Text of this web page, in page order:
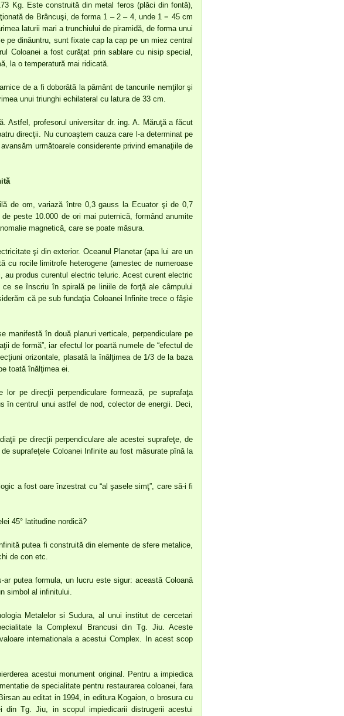
Kg. Este construită din metal feros (plăci din fontă),
de Brâncuşi, de forma 1 – 2 – 4, unde 1 = 45 cm
laturii mari a trunchiului de piramidă, de forma unui
pe dinăuntru, sunt fixate cap la cap pe un miez central
Coloanei a fost curăţat prin sablare cu nisip special,
la o temperatură mai ridicată.
de a fi doborâtă la pământ de tancurile nemţilor şi
unui triunghi echilateral cu latura de 33 cm.
Astfel, profesorul universitar dr. ing. A. Măruţă a făcut
direcţii. Nu cunoaştem cauza care l-a determinat pe
următoarele considerente privind emanaţiile de
de om, variază între 0,3 gauss la Ecuator şi de 0,7
peste 10.000 de ori mai puternică, formând anumite
magnetică, care se poate măsura.
şi din exterior. Oceanul Planetar (apa lui are un
cu rocile limitrofe heterogene (amestec de numeroase
produs curentul electric teluric. Acest curent electric
se înscriu în spirală pe liniile de forţă ale câmpului
că pe sub fundaţia Coloanei Infinite trece o fâşie
manifestă în două planuri verticale, perpendiculare pe
de formă”, iar efectul lor poartă numele de “efectul de
orizontale, plasată la înălţimea de 1/3 de la baza
toată înălţimea ei.
pe direcţii perpendiculare formează, pe suprafaţa
în centrul unui astfel de nod, colector de energii. Deci,
pe direcţii perpendiculare ale acestei suprafeţe, de
suprafeţele Coloanei Infinite au fost măsurate pînă la
a fost oare înzestrat cu “al şasele simţ”, care să-i fi
45° latitudine nordică?
putea fi construită din elemente de sfere metalice,
de con etc.
putea formula, un lucru este sigur: această Coloană
simbol al infinitului.
Metalelor si Sudura, al unui institut de cercetari
la Complexul Brancusi din Tg. Jiu. Aceste
internationala a acestui Complex. In acest scop
acestui monument original. Pentru a impiedica
de specialitate pentru restaurarea coloanei, fara
au editat in 1994, in editura Kogaion, o brosura cu
din Tg. Jiu, in scopul impiedicarii distrugerii acestui